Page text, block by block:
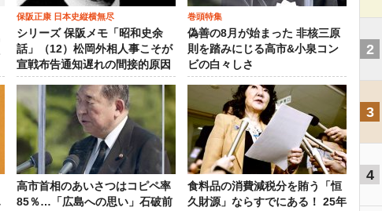
保阪正康 日本史縦横無尽
シリーズ 保阪メモ「昭和史余
話」（12）松岡外相人事こそが
宣戦布告通知遅れの間接的原因
巻頭特集
偽善の8月が始まった 非核三原
則を踏みにじる高市&小泉コン
ビの白々しさ
高市首相のあいさつはコピペ率
85％…「広島への思い」石破前
食料品の消費減税分を賄う「恒
久財源」ならすでにある！ 25年
2
3
4